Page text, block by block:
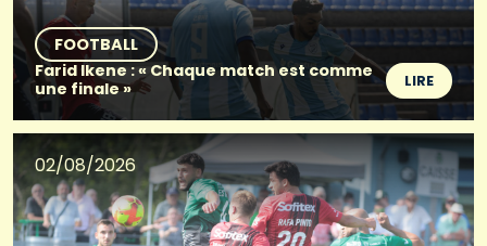
FOOTBALL
Farid Ikene : « Chaque match est comme
une finale »
LIRE
02/08/2026